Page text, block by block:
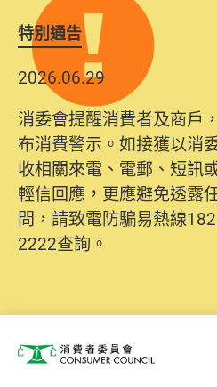
特別通告
2026.06.29
消委會提醒消費者及商戶
布消費警示。如接獲以消
收相關來電、電郵、短訊
輕信回應，更應避免透露
問，請致電防騙易熱線
2222查詢。
消費者委員會